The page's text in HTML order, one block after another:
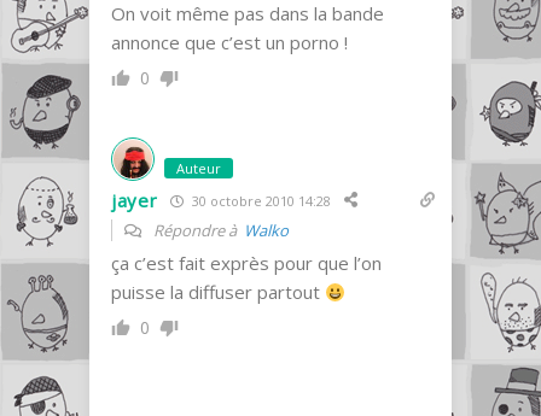
On voit même pas dans la bande
annonce que c’est un porno !
0
Auteur
jayer 30 octobre 2010 14:28
Répondre à Walko
ça c’est fait exprès pour que l’on
puisse la diffuser partout
0